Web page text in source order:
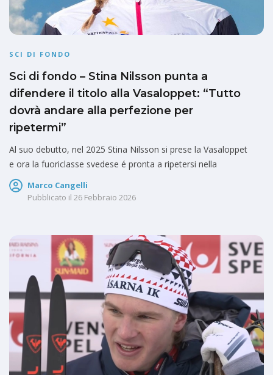
SCI DI FONDO
Sci di fondo – Stina Nilsson punta a
difendere il titolo alla Vasaloppet: “Tutto
dovrà andare alla perfezione per
ripetermi”
Al suo debutto, nel 2025 Stina Nilsson si prese la Vasaloppet
e ora la fuoriclasse svedese é pronta a ripetersi nella
Marco Cangelli
Pubblicato il 26 Febbraio 2026